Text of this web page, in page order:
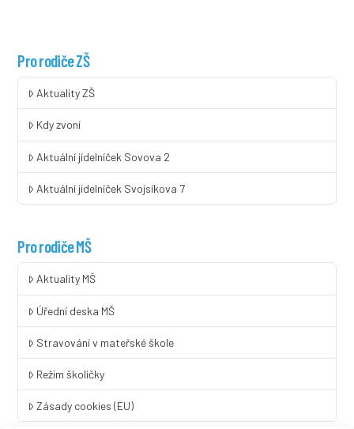
Pro rodiče ZŠ
Aktuality ZŠ
Kdy zvoní
Aktuální jídelníček Sovova 2
Aktuální jídelníček Svojsíkova 7
Pro rodiče MŠ
Aktuality MŠ
Úřední deska MŠ
Stravování v mateřské škole
Režim školičky
Zásady cookies (EU)